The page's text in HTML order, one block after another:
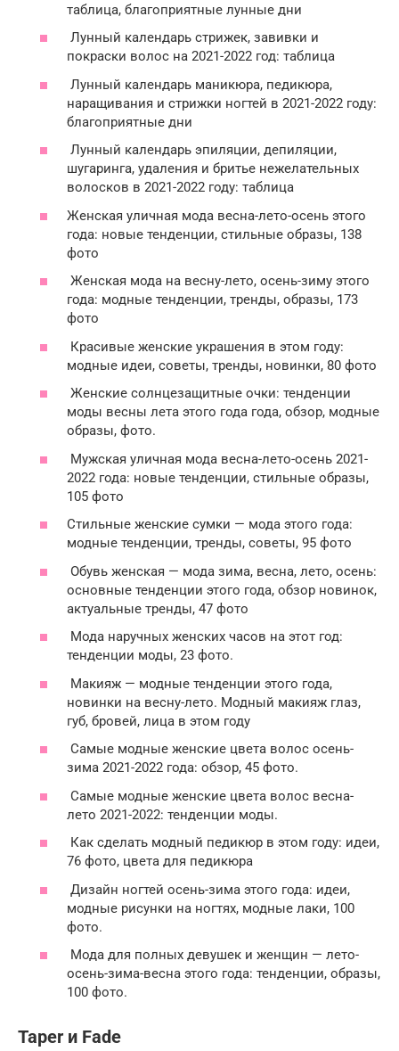
таблица, благоприятные лунные дни
Лунный календарь стрижек, завивки и
покраски волос на 2021-2022 год: таблица
Лунный календарь маникюра, педикюра,
наращивания и стрижки ногтей в 2021-2022 году:
благоприятные дни
Лунный календарь эпиляции, депиляции,
шугаринга, удаления и бритье нежелательных
волосков в 2021-2022 году: таблица
Женская уличная мода весна-лето-осень этого
года: новые тенденции, стильные образы, 138
фото
Женская мода на весну-лето, осень-зиму этого
года: модные тенденции, тренды, образы, 173
фото
Красивые женские украшения в этом году:
модные идеи, советы, тренды, новинки, 80 фото
Женские солнцезащитные очки: тенденции
моды весны лета этого года года, обзор, модные
образы, фото.
Мужская уличная мода весна-лето-осень 2021-
2022 года: новые тенденции, стильные образы,
105 фото
Стильные женские сумки — мода этого года:
модные тенденции, тренды, советы, 95 фото
Обувь женская — мода зима, весна, лето, осень:
основные тенденции этого года, обзор новинок,
актуальные тренды, 47 фото
Мода наручных женских часов на этот год:
тенденции моды, 23 фото.
Макияж — модные тенденции этого года,
новинки на весну-лето. Модный макияж глаз,
губ, бровей, лица в этом году
Самые модные женские цвета волос осень-
зима 2021-2022 года: обзор, 45 фото.
Самые модные женские цвета волос весна-
лето 2021-2022: тенденции моды.
Как сделать модный педикюр в этом году: идеи,
76 фото, цвета для педикюра
Дизайн ногтей осень-зима этого года: идеи,
модные рисунки на ногтях, модные лаки, 100
фото.
Мода для полных девушек и женщин — лето-
осень-зима-весна этого года: тенденции, образы,
100 фото.
Taper и Fade